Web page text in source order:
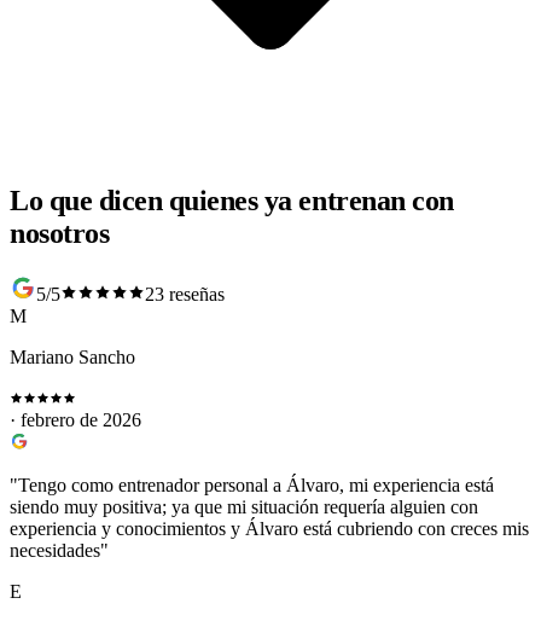
Lo que dicen quienes ya entrenan con
nosotros
5/5
23 reseñas
M
Mariano Sancho
· febrero de 2026
"Tengo como entrenador personal a Álvaro, mi experiencia está
siendo muy positiva; ya que mi situación requería alguien con
experiencia y conocimientos y Álvaro está cubriendo con creces mis
necesidades"
E